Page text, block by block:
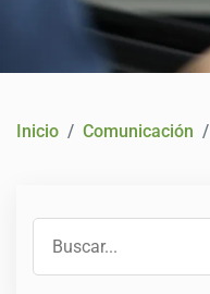
COMUNICACIÓN
CONTACTO
Inicio Comunicación